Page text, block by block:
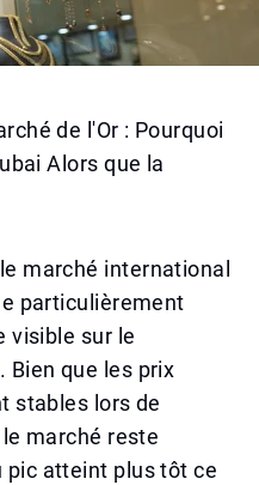
de l'Or : Pourquoi
Alors que la
marché international
particulièrement
visible sur le
Bien que les prix
stables lors de
marché reste
pic atteint plus tôt ce